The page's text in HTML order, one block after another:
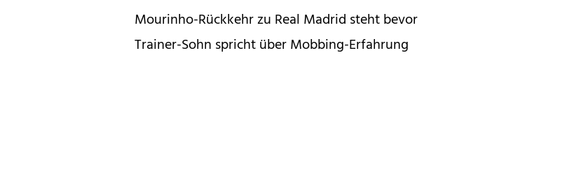
Mourinho-Rückkehr zu Real Madrid steht bevor
Trainer-Sohn spricht über Mobbing-Erfahrung